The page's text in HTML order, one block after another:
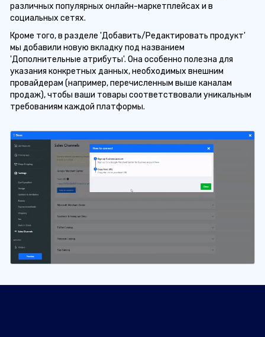
различных популярных онлайн-маркетплейсах и в
социальных сетях.
Кроме того, в разделе 'Добавить/Редактировать продукт'
мы добавили новую вкладку под названием
'Дополнительные атрибуты'. Она особенно полезна для
указания конкретных данных, необходимых внешним
провайдерам (например, перечисленным выше каналам
продаж), чтобы ваши товары соответствовали уникальным
требованиям каждой платформы.